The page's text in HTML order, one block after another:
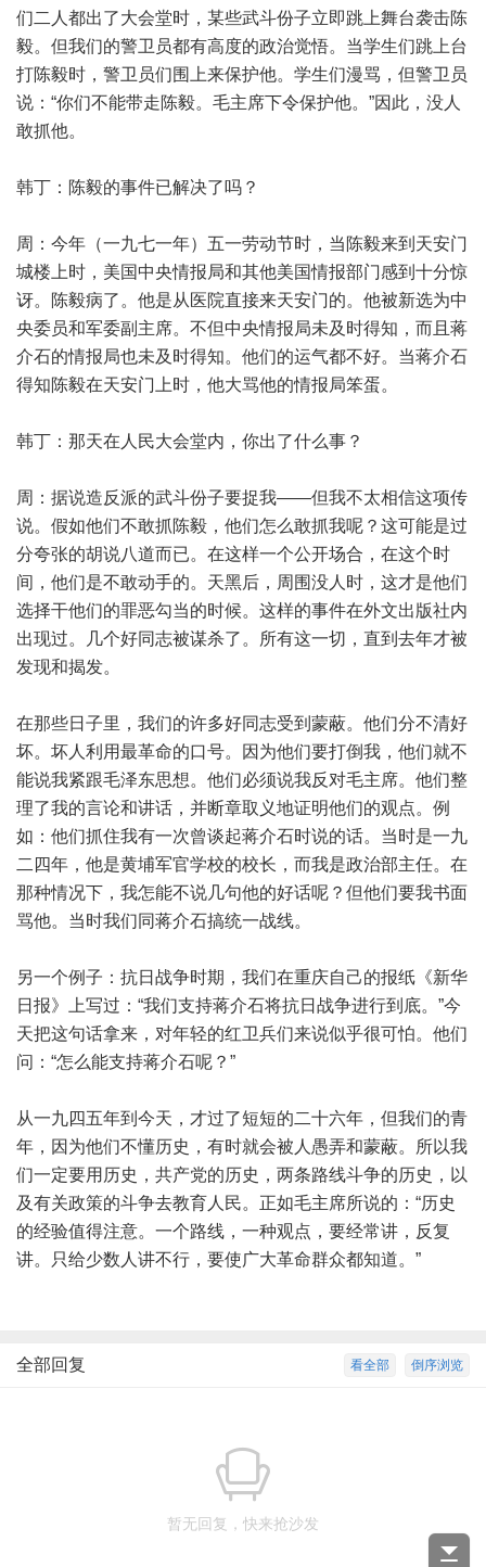
们二人都出了大会堂时，某些武斗份子立即跳上舞台袭击陈
毅。但我们的警卫员都有高度的政治觉悟。当学生们跳上台
打陈毅时，警卫员们围上来保护他。学生们漫骂，但警卫员
说：“你们不能带走陈毅。毛主席下令保护他。”因此，没人
敢抓他。
韩丁：陈毅的事件已解决了吗？
周：今年（一九七一年）五一劳动节时，当陈毅来到天安门
城楼上时，美国中央情报局和其他美国情报部门感到十分惊
讶。陈毅病了。他是从医院直接来天安门的。他被新选为中
央委员和军委副主席。不但中央情报局未及时得知，而且蒋
介石的情报局也未及时得知。他们的运气都不好。当蒋介石
得知陈毅在天安门上时，他大骂他的情报局笨蛋。
韩丁：那天在人民大会堂内，你出了什么事？
周：据说造反派的武斗份子要捉我——但我不太相信这项传
说。假如他们不敢抓陈毅，他们怎么敢抓我呢？这可能是过
分夸张的胡说八道而已。在这样一个公开场合，在这个时
间，他们是不敢动手的。天黑后，周围没人时，这才是他们
选择干他们的罪恶勾当的时候。这样的事件在外文出版社内
出现过。几个好同志被谋杀了。所有这一切，直到去年才被
发现和揭发。
在那些日子里，我们的许多好同志受到蒙蔽。他们分不清好
坏。坏人利用最革命的口号。因为他们要打倒我，他们就不
能说我紧跟毛泽东思想。他们必须说我反对毛主席。他们整
理了我的言论和讲话，并断章取义地证明他们的观点。例
如：他们抓住我有一次曾谈起蒋介石时说的话。当时是一九
二四年，他是黄埔军官学校的校长，而我是政治部主任。在
那种情况下，我怎能不说几句他的好话呢？但他们要我书面
骂他。当时我们同蒋介石搞统一战线。
另一个例子：抗日战争时期，我们在重庆自己的报纸《新华
日报》上写过：“我们支持蒋介石将抗日战争进行到底。”今
天把这句话拿来，对年轻的红卫兵们来说似乎很可怕。他们
问：“怎么能支持蒋介石呢？”
从一九四五年到今天，才过了短短的二十六年，但我们的青
年，因为他们不懂历史，有时就会被人愚弄和蒙蔽。所以我
们一定要用历史，共产党的历史，两条路线斗争的历史，以
及有关政策的斗争去教育人民。正如毛主席所说的：“历史
的经验值得注意。一个路线，一种观点，要经常讲，反复
讲。只给少数人讲不行，要使广大革命群众都知道。”
倒序浏览
看全部
全部回复
暂无回复，快来抢沙发